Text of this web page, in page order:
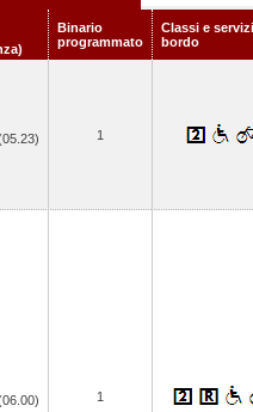
Binario
programmato
Classi e
bordo
1
1